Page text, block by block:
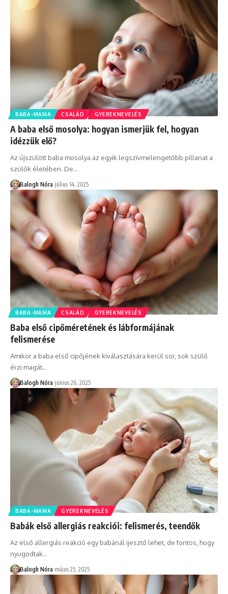
BABA-MAMA CSALÁD GYEREKNEVELÉS
A baba első mosolya: hogyan ismerjük fel, hogyan
idézzük elő?
Az újszülött baba mosolya az egyik legszívmelengetőbb pillanat a
szülők életében. De…
Balogh Nóra július 14, 2025
BABA-MAMA CSALÁD GYEREKNEVELÉS
Baba első cipőméretének és lábformájának
felismerése
Amikor a baba első cipőjének kiválasztására kerül sor, sok szülő
érzi magát…
Balogh Nóra június 26, 2025
BABA-MAMA GYEREKNEVELÉS
Babák első allergiás reakciói: felismerés, teendők
Az első allergiás reakció egy babánál ijesztő lehet, de fontos, hogy
nyugodtak…
Balogh Nóra május 25, 2025